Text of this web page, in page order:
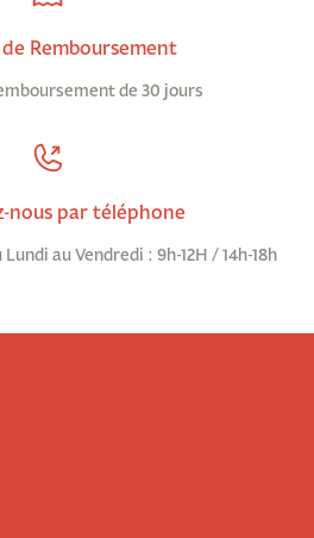
Remboursement
de 30 jours
nous par téléphone
Lundi au Vendredi : 9h-12H / 14h-18h